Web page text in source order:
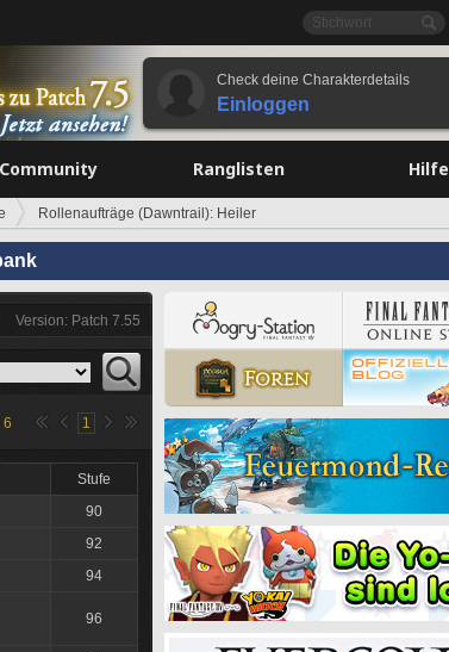
Check deine Charakterdetails
Einloggen
Community Ranglisten Hilfe
Rollenaufträge (Dawntrail): Heiler
Version: Patch 7.55
6 1
Stufe
90
92
94
96